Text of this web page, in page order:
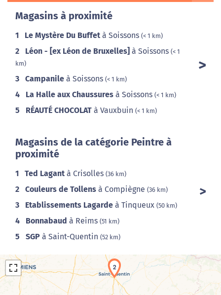
Magasins à proximité
1 Le Mystère Du Buffet à Soissons (< 1 km)
2 Léon - [ex Léon de Bruxelles] à Soissons (< 1
km)
3 Campanile à Soissons (< 1 km)
4 La Halle aux Chaussures à Soissons (< 1 km)
5 RÉAUTÉ CHOCOLAT à Vauxbuin (< 1 km)
Magasins de la catégorie Peintre à
proximité
1 Ted Lagant à Crisolles (36 km)
2 Couleurs de Tollens à Compiègne (36 km)
3 Etablissements Lagarde à Tinqueux (50 km)
4 Bonnabaud à Reims (51 km)
5 SGP à Saint-Quentin (52 km)
2